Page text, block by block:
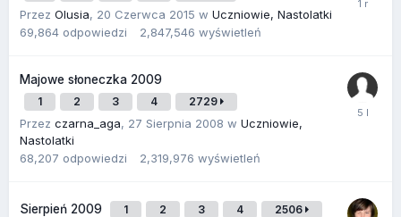
Przez Olusia, 20 Czerwca 2015 w Uczniowie, Nastolatki
69,864 odpowiedzi 2,847,546 wyświetleń
Majowe słoneczka 2009
1 2 3 4 2729
Przez czarna_aga, 27 Sierpnia 2008 w Uczniowie,
Nastolatki
68,207 odpowiedzi 2,319,976 wyświetleń
Sierpień 2009 1 2 3 4 2506